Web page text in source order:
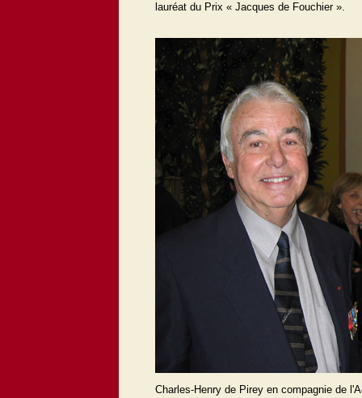
lauréat du Prix « Jacques de Fouchier ».
Charles-Henry de Pirey en compagnie de